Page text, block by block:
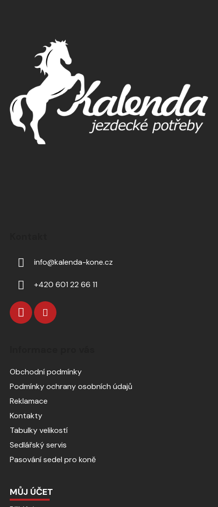
info@kalenda-kone.cz
+420 601 22 66 11
Obchodní podmínky
Podmínky ochrany osobních údajů
Reklamace
Kontakty
Tabulky velikostí
Sedlářský servis
Pasování sedel pro koně
MŮJ ÚČET